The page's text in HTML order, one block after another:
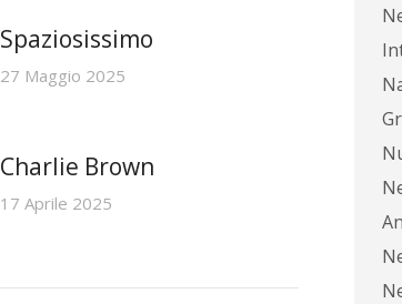
Spaziosissimo
27 Maggio 2025
Charlie Brown
17 Aprile 2025